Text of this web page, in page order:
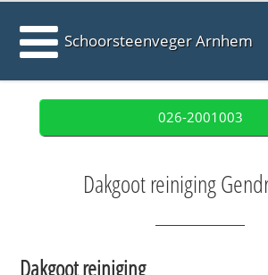
Schoorsteenveger Arnhem
026-2001003
Dakgoot reiniging
Dakgoot reiniging